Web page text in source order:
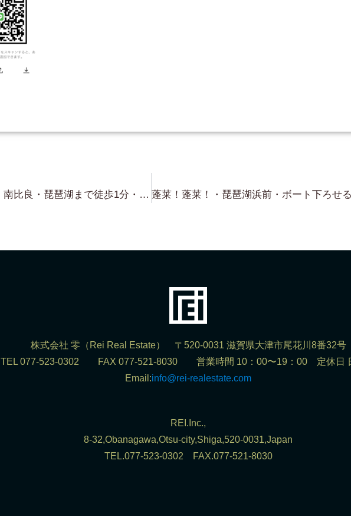
SOLD !!!!!!!!!!!!!! 南比良・琵琶湖まで徒歩1分・琵琶湖見えてる・約240坪・H 様 本日はありがとうございました！ 瞬殺でしたね！
株式会社 零（Rei Real Estate） 〒520-0031 滋賀県大津市尾花川8番32号
TEL 077-523-0302 FAX 077-521-8030 営業時間 10：00〜19：00 定休日
Email:info@rei-realestate.com
REI.Inc.,
8-32,Obanagawa,Otsu-city,Shiga,520-0031,Japan
TEL.077-523-0302 FAX.077-521-8030